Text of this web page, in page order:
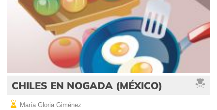
CHILES EN NOGADA (MÉXICO)
María Gloria Giménez